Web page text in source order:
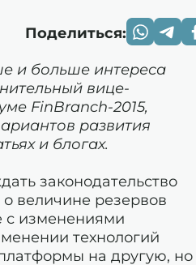
Поделиться:
и больше интереса
вице-
FinBranch-2015,
развития
и блогах.
законодательство
величине резервов
с изменениями
технологий
на другую, но